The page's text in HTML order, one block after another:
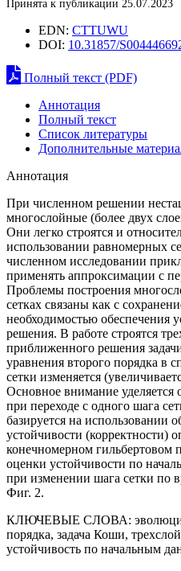
Принята к публикации 25.07.2023
EDN: CTTUWU
DOI: 10.31857/
Полный текст (PDF)
Аннотация
Полный текст
Список литературы
Дополнительные
Аннотация
При численном решении
многослойные (более двух
Они легко строятся и
использовании равномерных
численном исследовании
применять аппроксимации с
Проблемы построения
сетках связаны как с
необходимостью обеспечения
решения. В работе строятся
приближенного решения
уравнения второго порядка в
сетки изменяется
Основное внимание уделяется
при переходе с одного шага
базируется на использовании
устойчивости (корректности)
конечномерном гильбертовом
оценки устойчивости по
при изменении шага сетки по
Фиг. 2.
КЛЮЧЕВЫЕ СЛОВА:
порядка, задача Коши,
устойчивость по начальным